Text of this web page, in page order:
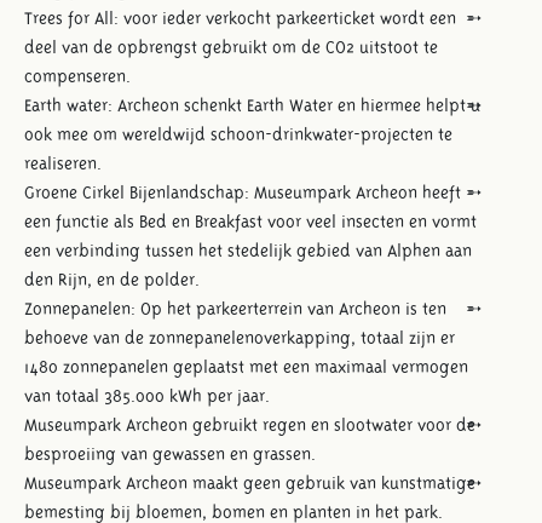
Trees for All: voor ieder verkocht parkeerticket wordt een
deel van de opbrengst gebruikt om de CO2 uitstoot te
compenseren.
Earth water: Archeon schenkt Earth Water en hiermee helpt u
ook mee om wereldwijd schoon-drinkwater-projecten te
realiseren.
Groene Cirkel Bijenlandschap: Museumpark Archeon heeft
een functie als Bed en Breakfast voor veel insecten en vormt
een verbinding tussen het stedelijk gebied van Alphen aan
den Rijn, en de polder.
Zonnepanelen: Op het parkeerterrein van Archeon is ten
behoeve van de zonnepanelenoverkapping, totaal zijn er
1480 zonnepanelen geplaatst met een maximaal vermogen
van totaal 385.000 kWh per jaar.
Museumpark Archeon gebruikt regen en slootwater voor de
besproeiing van gewassen en grassen.
Museumpark Archeon maakt geen gebruik van kunstmatige
bemesting bij bloemen, bomen en planten in het park.